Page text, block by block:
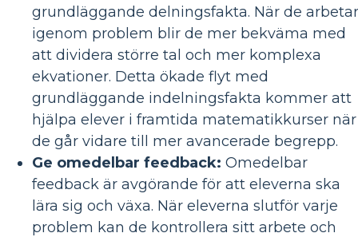
grundläggande delningsfakta. När de arbetar
igenom problem blir de mer bekväma med
att dividera större tal och mer komplexa
ekvationer. Detta ökade flyt med
grundläggande indelningsfakta kommer att
hjälpa elever i framtida matematikkurser när
de går vidare till mer avancerade begrepp.
Ge omedelbar feedback: Omedelbar
feedback är avgörande för att eleverna ska
lära sig och växa. När eleverna slutför varje
problem kan de kontrollera sitt arbete och